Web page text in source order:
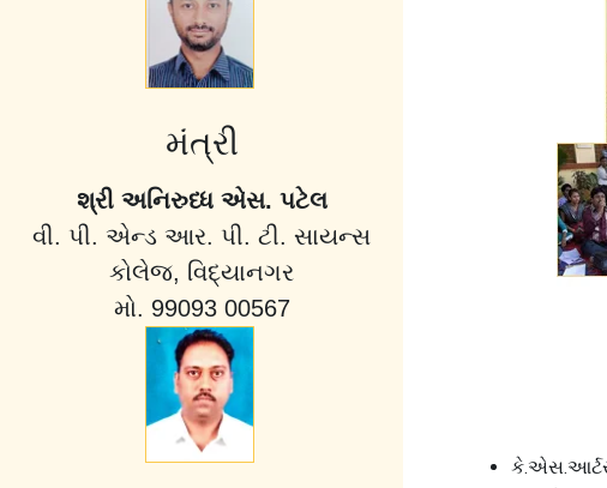
મંત્રી
શ્રી અનિરુધ્ધ એસ. પટેલ
વી. પી. એન્ડ આર. પી. ટી. સાયન્સ
કોલેજ, વિદ્યાનગર
મો. 99093 00567